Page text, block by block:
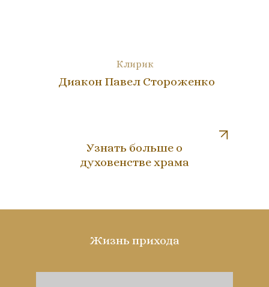
Клирик
Диакон Павел Стороженко
Узнать больше о
духовенстве храма
Жизнь прихода